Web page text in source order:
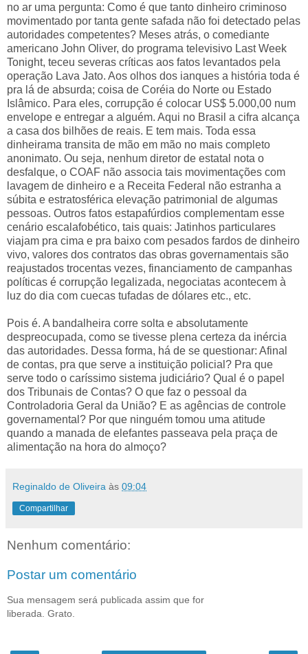
no ar uma pergunta: Como é que tanto dinheiro criminoso
movimentado por tanta gente safada não foi detectado pelas
autoridades competentes? Meses atrás, o comediante
americano John Oliver, do programa televisivo Last Week
Tonight, teceu severas críticas aos fatos levantados pela
operação Lava Jato. Aos olhos dos ianques a história toda é
pra lá de absurda; coisa de Coréia do Norte ou Estado
Islâmico. Para eles, corrupção é colocar US$ 5.000,00 num
envelope e entregar a alguém. Aqui no Brasil a cifra alcança
a casa dos bilhões de reais. E tem mais. Toda essa
dinheirama transita de mão em mão no mais completo
anonimato. Ou seja, nenhum diretor de estatal nota o
desfalque, o COAF não associa tais movimentações com
lavagem de dinheiro e a Receita Federal não estranha a
súbita e estratosférica elevação patrimonial de algumas
pessoas. Outros fatos estapafúrdios complementam esse
cenário escalafobético, tais quais: Jatinhos particulares
viajam pra cima e pra baixo com pesados fardos de dinheiro
vivo, valores dos contratos das obras governamentais são
reajustados trocentas vezes, financiamento de campanhas
políticas é corrupção legalizada, negociatas acontecem à
luz do dia com cuecas tufadas de dólares etc., etc.
Pois é. A bandalheira corre solta e absolutamente
despreocupada, como se tivesse plena certeza da inércia
das autoridades. Dessa forma, há de se questionar: Afinal
de contas, pra que serve a instituição policial? Pra que
serve todo o caríssimo sistema judiciário? Qual é o papel
dos Tribunais de Contas? O que faz o pessoal da
Controladoria Geral da União? E as agências de controle
governamental? Por que ninguém tomou uma atitude
quando a manada de elefantes passeava pela praça de
alimentação na hora do almoço?
Reginaldo de Oliveira às 09:04
Compartilhar
Nenhum comentário:
Postar um comentário
Sua mensagem será publicada assim que for
liberada. Grato.